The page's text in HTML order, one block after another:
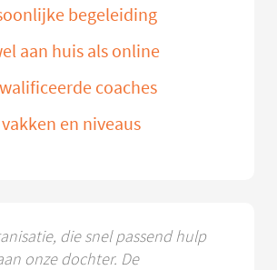
begeleiding
aan huis als online
coaches
en niveaus
die snel passend hulp
onze dochter. De